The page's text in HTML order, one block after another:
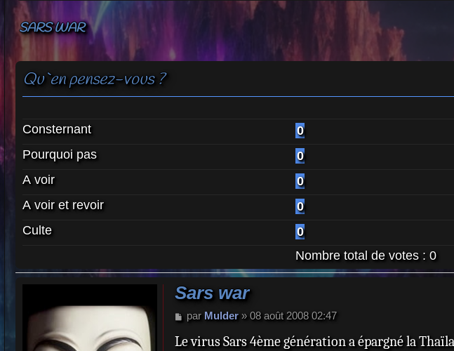
SARS WAR
Qu`en pensez-vous ?
Consternant 0
Pourquoi pas
0
A voir
0
A voir et revoir
0
Culte
0
Nombre total de votes : 0
Sars war
M
s
par Mulder» 08 août 2008 02:47
Le virus Sars 4ème génération a épargné la